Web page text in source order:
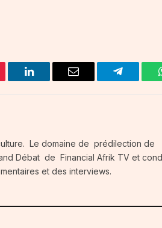
LinkedIn Email Telegram
Le domaine de prédilection de
Débat de Financial Afrik TV et
et des interviews.